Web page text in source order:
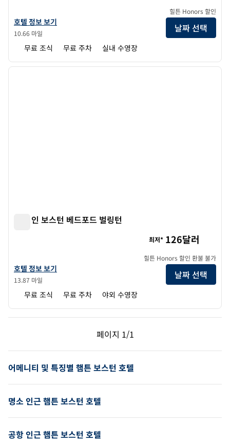
햄튼 인 앤 스위트 보스턴/월섬의 호텔 정보 보기
호텔 정보 보기
10.66 마일
힐튼 Honors 할인
날짜 선택
무료 조식 무료 주차 실내 수영장
1/12
1/12
이전 이미지 다음
햄튼 인 보스턴 베드포드 벌링턴
햄튼 인 보스턴 베드포드 벌링턴의 호텔 정보 보기
호텔 정보 보기
13.87 마일
최저* 126달러
힐튼 Honors 할인 환불 불가
날짜 선택
무료 조식 무료 주차 야외 수영장
페이지 1/1
이전 페이지, 1/1
페이지 1/1
어메니티 및 특징별 햄튼 보스턴 호텔
명소 인근 햄튼 보스턴 호텔
공항 인근 햄튼 보스턴 호텔